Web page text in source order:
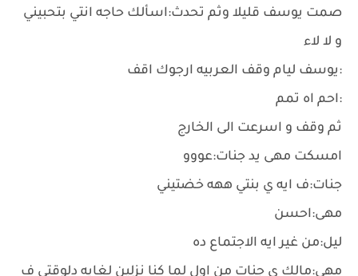
صمت يوسف قليلا وثم تحدث:اسألك حاجه انتي بتحبيني
و لا لاء
:يوسف ليام وقف العربيه ارجوك اقف
:احم اه تمم
ثم وقف و اسرعت الى الخارج
امسكت مهى يد جنات:عووو
جنات:ف ايه ي بنتي ههه خضتيني
مهى:احسن
ليل:من غير ايه الاجتماع ده
مهى:مالك ي جنات من اول لما كنا نزلين لغايه دلوقتى ف